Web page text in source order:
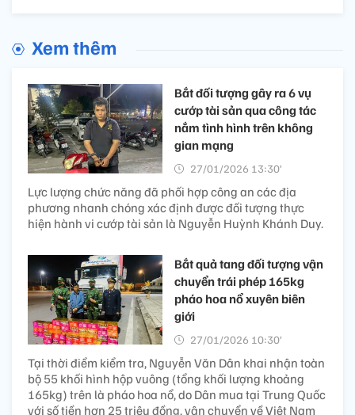
Xem thêm
Bắt đối tượng gây ra 6 vụ
cướp tài sản qua công tác
nắm tình hình trên không
gian mạng
27/01/2026 13:30’
Lực lượng chức năng đã phối hợp công an các địa
phương nhanh chóng xác định được đối tượng thực
hiện hành vi cướp tài sản là Nguyễn Huỳnh Khánh Duy.
Bắt quả tang đối tượng vận
chuyển trái phép 165kg
pháo hoa nổ xuyên biên
giới
27/01/2026 10:30’
Tại thời điểm kiểm tra, Nguyễn Văn Dân khai nhận toàn
bộ 55 khối hình hộp vuông (tổng khối lượng khoảng
165kg) trên là pháo hoa nổ, do Dân mua tại Trung Quốc
với số tiền hơn 25 triệu đồng, vận chuyển về Việt Nam